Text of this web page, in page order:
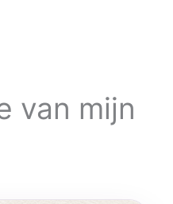
van mijn